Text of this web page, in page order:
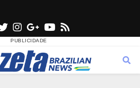
T
w
i
t
n
s
t
G
o
o
g
Y
u
t
s